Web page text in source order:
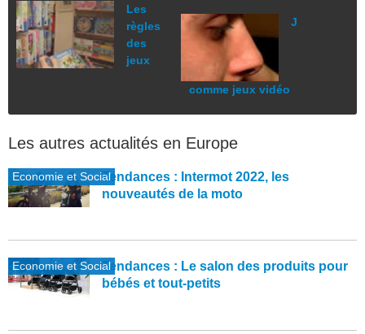
Les
règles
des
jeux
J
comme jeux vidéo
Les autres actualités en Europe
Economie et SocialTendances : Intermot 2022, les
nouveautés de la moto
Economie et SocialTendances : Le salon des produits pour
bébés et tout-petits